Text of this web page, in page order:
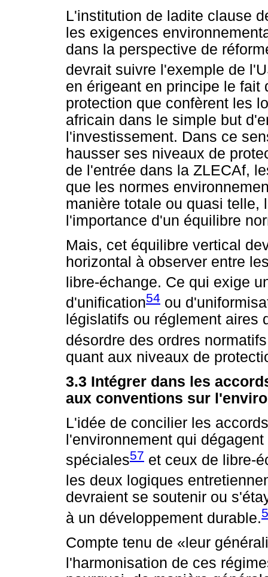
L'institution de ladite clause
les exigences
dans la perspective de
devrait suivre l'exemple de
en érigeant en principe le fait
protection que confèrent les
africain dans le simple but
l'investissement. Dans ce
hausser ses niveaux de
de l'entrée dans la ZLECAf,
que les normes
manière totale ou quasi telle,
l'importance d'un équilibre
Mais, cet équilibre vertical
horizontal à observer entre
libre-échange. Ce qui exige
d'unification54 ou
législatifs ou réglement aires
désordre des ordres
quant aux niveaux de
3.3 Intégrer dans les
aux conventions sur
L'idée de concilier les
l'environnement qui
spéciales57 et ceux de libre-
les deux logiques
devraient se soutenir ou
à un développement durable.
Compte tenu de «leur
l'harmonisation de ces